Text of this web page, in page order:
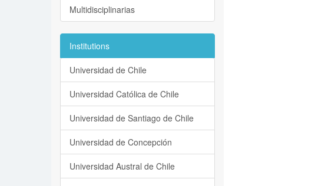
Multidisciplinarias
Institutions
Universidad de Chile
Universidad Católica de Chile
Universidad de Santiago de Chile
Universidad de Concepción
Universidad Austral de Chile